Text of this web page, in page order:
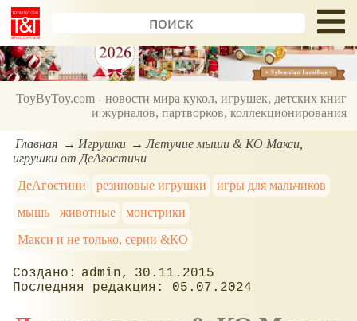
ToyByToy.com - новости мира кукол, игрушек, детских книг
и журналов, партворков, коллекционирования
Главная Игрушки
Летучие мыши & КО Макси,
игрушки от ДеАгостини
ДеАгостини
резиновые игрушки
игры для мальчиков
мышь
животные
монстрики
Макси и не только, серии &КО
admin
30.11.2015
05.07.2024